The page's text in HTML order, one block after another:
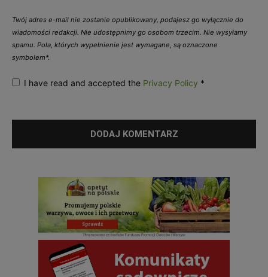
Twój adres e-mail nie zostanie opublikowany, podajesz go wyłącznie do
wiadomości redakcji. Nie udostępnimy go osobom trzecim. Nie wysyłamy
spamu. Pola, których wypełnienie jest wymagane, są oznaczone
symbolem*.
I have read and accepted the Privacy Policy *